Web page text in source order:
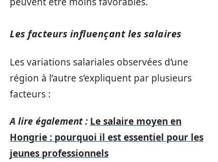
Les facteurs influençant les salaires
Les variations salariales observées d’une
région à l’autre s’expliquent par plusieurs
facteurs :
A lire également : Le salaire moyen en
Hongrie : pourquoi il est essentiel pour les
jeunes professionnels